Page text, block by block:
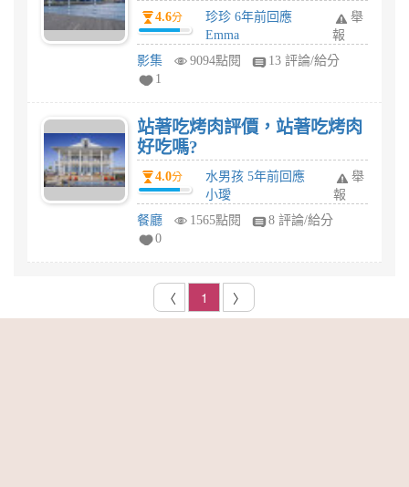
4.6分
珍珍 6年前回應
Emma
舉
報
影集
9094點閱
13 評論/給分
1
站著吃烤肉評價，站著吃烤肉
好吃嗎?
4.0分
水男孩 5年前回應
小璦
舉
報
餐廳
1565點閱
8 評論/給分
0
〈 1 〉